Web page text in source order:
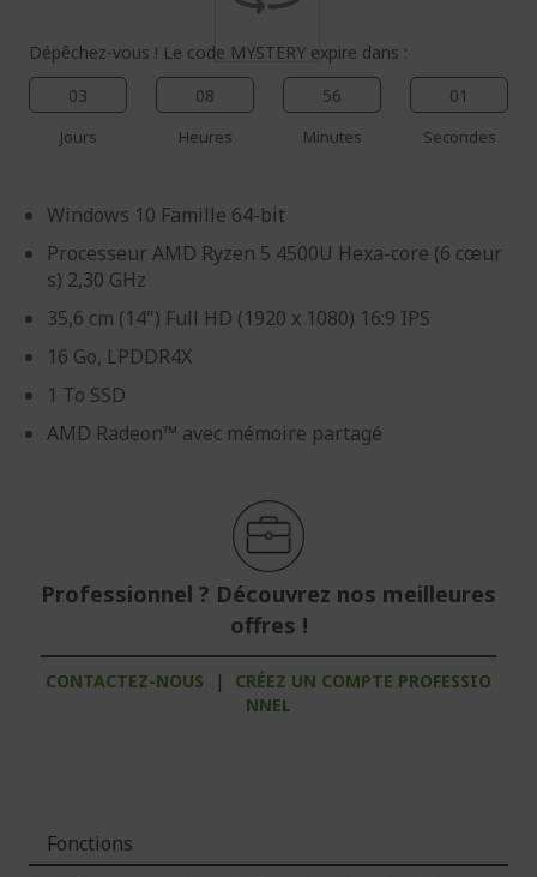
Dépêchez-vous ! Le code MYSTERY expire dans :
03
Jours
08
Heures
56
Minutes
00
Secondes
Windows 10 Famille 64-bit
Processeur AMD Ryzen 5 4500U Hexa-core (6 cœur
s) 2,30 GHz
35,6 cm (14") Full HD (1920 x 1080) 16:9 IPS
16 Go, LPDDR4X
1 To SSD
AMD Radeon™ avec mémoire partagé
Professionnel ? Découvrez nos meilleures
offres !
CONTACTEZ-NOUS |
CRÉEZ UN COMPTE PROFESSIO
NNEL
Fonctions